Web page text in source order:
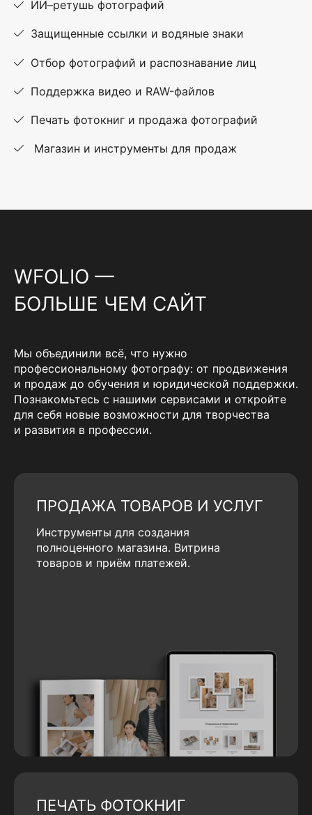
ИИ–ретушь фотографий
Защищенные ссылки и водяные знаки
Отбор фотографий и распознавание лиц
Поддержка видео и RAW-файлов
Печать фотокниг и продажа фотографий
Магазин и инструменты для продаж
WFOLIO —
БОЛЬШЕ ЧЕМ САЙТ
Мы объединили всё, что нужно
профессиональному фотографу: от продвижения
и продаж до обучения и юридической поддержки.
Познакомьтесь с нашими сервисами и откройте
для себя новые возможности для творчества
и развития в профессии.
ПРОДАЖА ТОВАРОВ И УСЛУГ
Инструменты для создания
полноценного магазина. Витрина
товаров и приём платежей.
ПЕЧАТЬ ФОТОКНИГ